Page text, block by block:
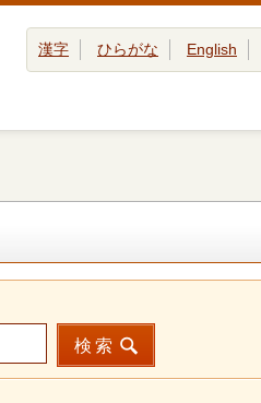
漢字 ひらがな English
検索